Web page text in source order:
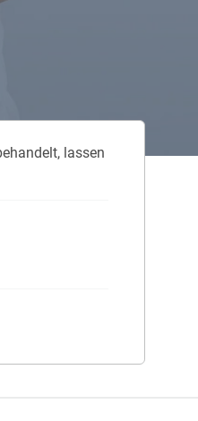
lassen